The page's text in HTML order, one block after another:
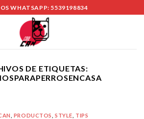
WHATSAPP: 5539198834
DE ETIQUETAS:
PRODUCTOS ,STYLE TIPS